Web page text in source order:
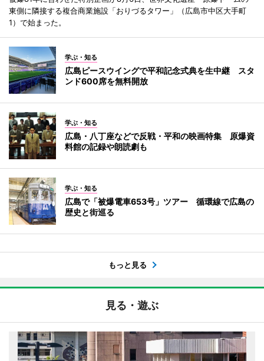
東側に隣接する複合商業施設「おりづるタワー」（広島市中区大手町
1）で始まった。
学ぶ・知る
広島ピースウイングで平和記念式典を生中継 スタ
ンド600席を無料開放
学ぶ・知る
広島・八丁座などで反戦・平和の映画特集 原爆資
料館の記録や朗読劇も
学ぶ・知る
広島で「被爆電車653号」ツアー 循環線で広島の
歴史と街巡る
もっと見る
見る・遊ぶ